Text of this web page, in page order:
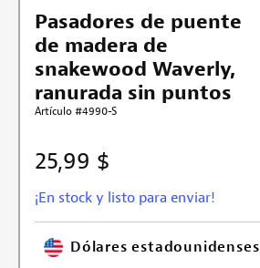
Pasadores de puente
de madera de
snakewood Waverly,
ranurada sin puntos
Artículo #4990-S
25,99 $
¡En stock y listo para enviar!
Dólares estadounidenses